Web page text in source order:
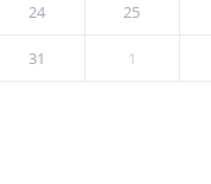
24 25
31 1